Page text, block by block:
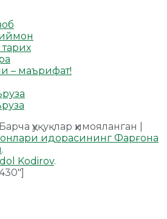
– маърифат!
ҳуқуқлар ҳимояланган |
идорасининг Фарғона
.
Kodirov.